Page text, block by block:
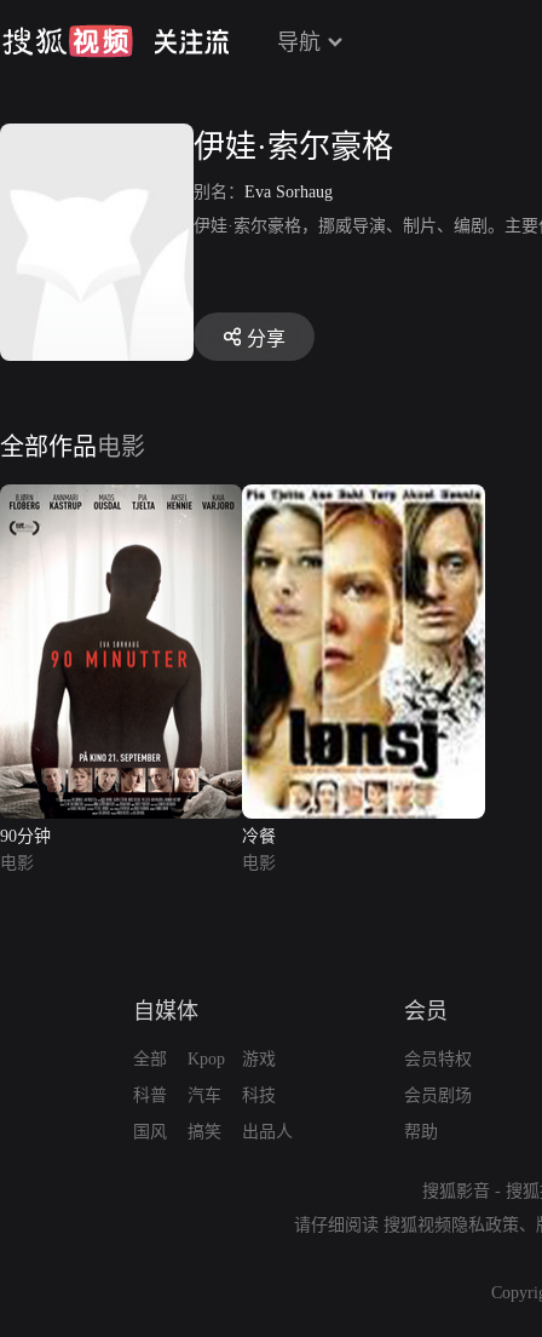
导航
伊娃·索尔豪格
别名： Eva Sorhaug
伊娃·索尔豪格，挪威导演、制片、编剧。主
分享
全部作品电影
90分钟
电影
冷餐
电影
自媒体
全部
科普
国风
Kpop
汽车
搞笑
游戏
科技
出品人
会员
会员特权
会员剧场
帮助
搜狐影音 - 搜
请仔细阅读 搜狐视频隐私政策、